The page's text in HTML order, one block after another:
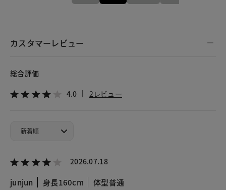
カスタマーレビュー
総合評価
4.0 2レビュー
2026.07.18
junjun 身長160cm 体型普通